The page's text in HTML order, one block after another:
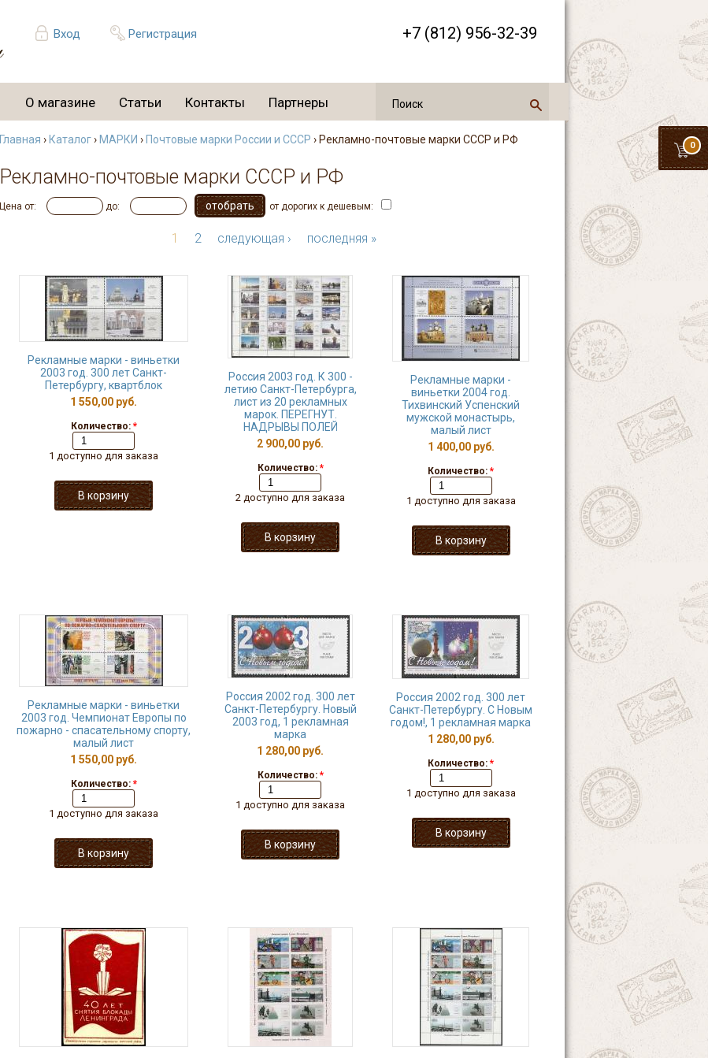
Вход Регистрация +7 (812) 956-32-39
0
О магазине Статьи Контакты Партнеры
Главная › Каталог› МАРКИ › Почтовые марки России и СССР › Рекламно-почтовые марки СССР и РФ
Рекламно-почтовые марки СССР и РФ
Цена от: до: от дорогих к дешевым:
1 2 следующая › последняя »
Рекламные марки - виньетки
2003 год. 300 лет Санкт-
Петербургу, квартблок
1 550,00 руб.
Количество: *
1 доступно для заказа
Россия 2003 год. К 300 -
летию Санкт-Петербурга,
лист из 20 рекламных
марок. ПЕРЕГНУТ.
НАДРЫВЫ ПОЛЕЙ
2 900,00 руб.
Количество: *
2 доступно для заказа
Рекламные марки -
виньетки 2004 год.
Тихвинский Успенский
мужской монастырь,
малый лист
1 400,00 руб.
Количество: *
1 доступно для заказа
Рекламные марки - виньетки
2003 год. Чемпионат Европы по
пожарно - спасательному спорту,
малый лист
1 550,00 руб.
Количество: *
1 доступно для заказа
Россия 2002 год. 300 лет
Санкт-Петербургу. Новый
2003 год, 1 рекламная
марка
1 280,00 руб.
Количество: *
1 доступно для заказа
Россия 2002 год. 300 лет
Санкт-Петербургу. С Новым
годом!, 1 рекламная марка
1 280,00 руб.
Количество: *
1 доступно для заказа